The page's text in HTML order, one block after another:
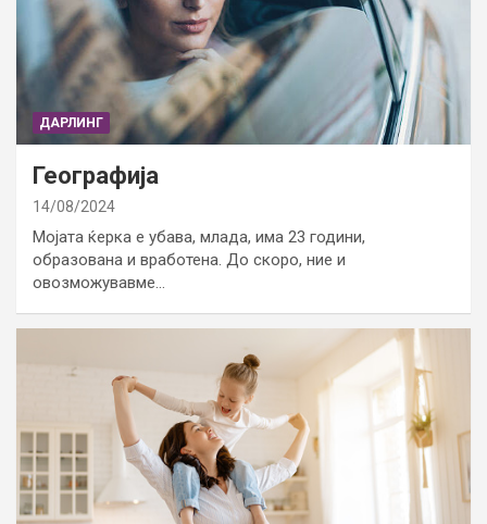
ДАРЛИНГ
Географија
14/08/2024
Мојата ќерка е убава, млада, има 23 години,
образована и вработена. До скоро, ние и
овозможувавме…